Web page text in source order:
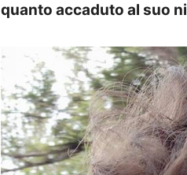
quanto accaduto al suo